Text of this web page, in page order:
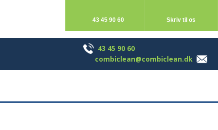
43 45 90 60 Skriv til os
43 45 90 60
combiclean@combiclean.dk
43 45 90 60 Skriv til os